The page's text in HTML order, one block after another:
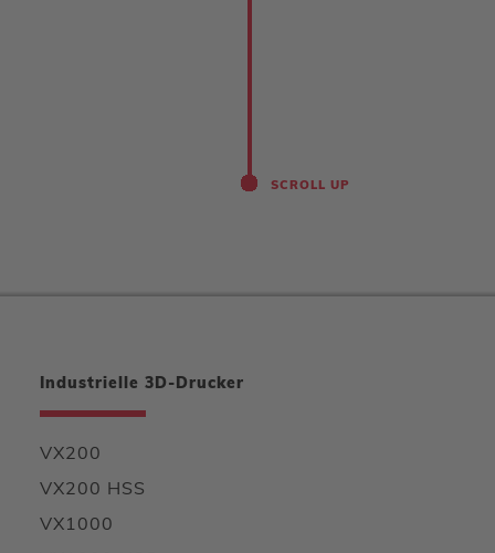
SCROLL UP
Industrielle 3D-Drucker
VX200
VX200 HSS
VX1000